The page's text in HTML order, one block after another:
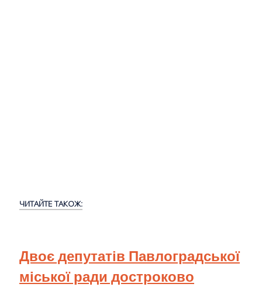
ЧИТАЙТЕ ТАКОЖ:
Двоє депутатів Павлоградської
міської ради достроково